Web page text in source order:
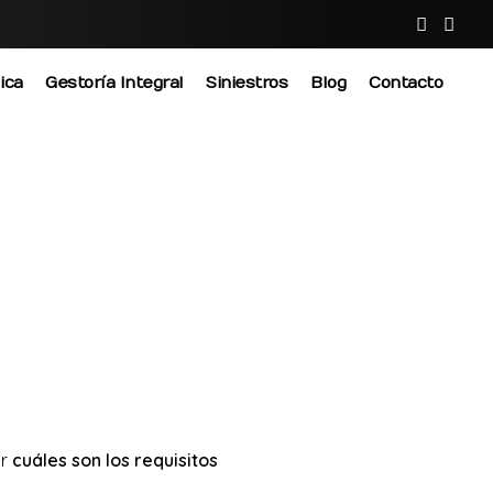
Gestoría Integral Siniestros Blog Contacto
cuáles son los requisitos